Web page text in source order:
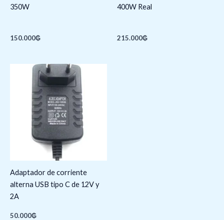
350W
150.000₲
400W Real
215.000₲
Adaptador de corriente
alterna USB tipo C de 12V y
2A
50.000₲